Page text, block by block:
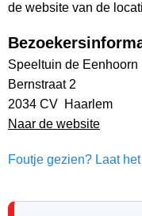
de website van de
Speeltuin de Eenhoorn
Bernstraat 2
2034 CV Haarlem
Naar de website
Foutje gezien? Laat